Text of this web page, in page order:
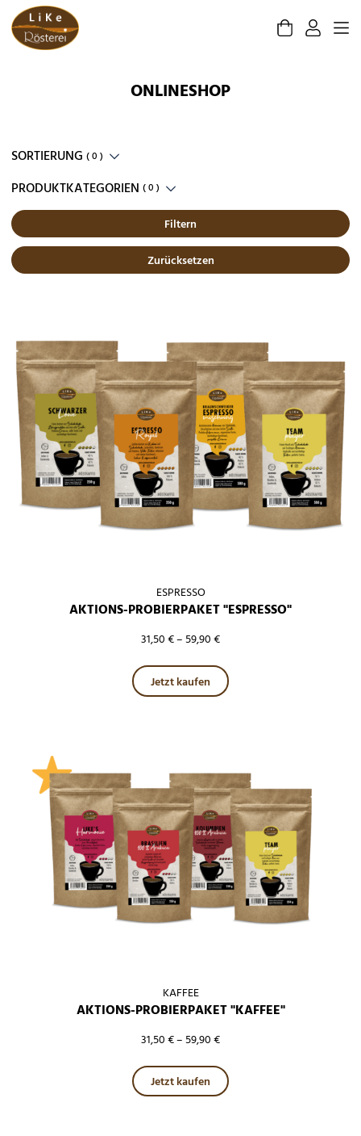
Zum Inhalt springen
ONLINESHOP
Produktfilter
SORTIERUNG ( 0 )
PRODUKTKATEGORIEN ( 0 )
Filtern
Zurücksetzen
ESPRESSO
AKTIONS-PROBIERPAKET "ESPRESSO"
31,50€–59,90€
Jetzt kaufen Dieses Produkt weist
KAFFEE
AKTIONS-PROBIERPAKET "KAFFEE"
31,50€–59,90€
Jetzt kaufen Dieses Produkt weist